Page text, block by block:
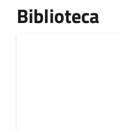
Biblioteca